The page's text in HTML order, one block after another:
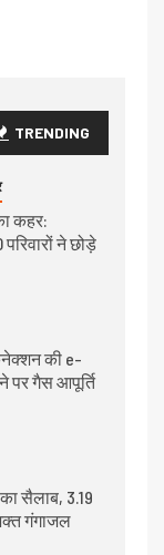
TRENDING
कहर:
ने छोड़े
की e-
पर गैस आपूर्ति
सैलाब, 3.19
गंगाजल